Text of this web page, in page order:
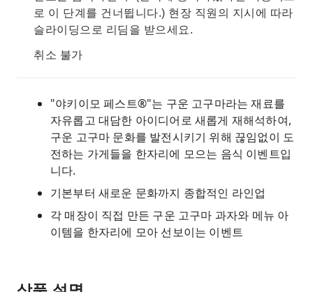
로 이 단계를 건너뜁니다.) 현장 직원의 지시에 따라
슬라이딩으로 리딤을 받으세요.
취소 불가
"야키이모 페스트®"는 구운 고구마라는 재료를
자유롭고 대담한 아이디어로 새롭게 재해석하여,
구운 고구마 문화를 발전시키기 위해 끊임없이 도
전하는 가게들을 한자리에 모으는 음식 이벤트입
니다.
기본부터 새로운 문화까지 종합적인 라인업
각 매장이 직접 만든 구운 고구마 과자와 메뉴 아
이템을 한자리에 모아 선보이는 이벤트